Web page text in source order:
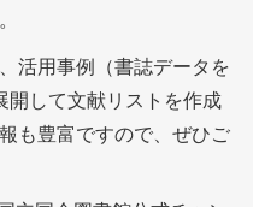
活用事例（書誌データを
開して文献リストを作成
も豊富ですので、ぜひご